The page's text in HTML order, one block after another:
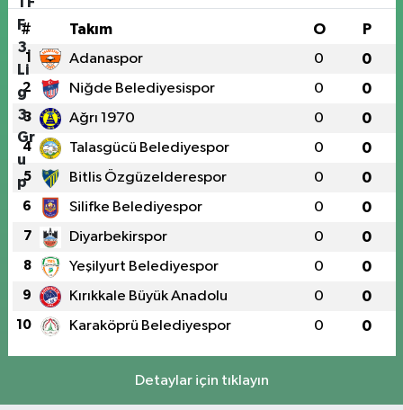
# Takım O P
1 Adanaspor 0 0
2 Niğde Belediyesispor 0 0
3 Ağrı 1970 0 0
4 Talasgücü Belediyespor 0 0
5 Bitlis Özgüzelderespor 0 0
6 Silifke Belediyespor 0 0
7 Diyarbekirspor 0 0
8 Yeşilyurt Belediyespor 0 0
9 Kırıkkale Büyük Anadolu 0 0
10 Karaköprü Belediyespor 0 0
Detaylar için tıklayın